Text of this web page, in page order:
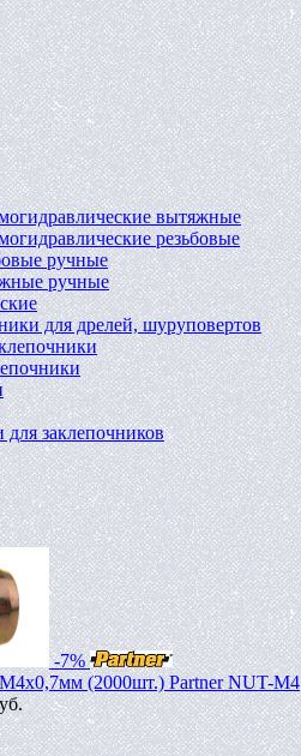
вытяжные
резьбовые
ручные
ручные
для дрелей, шуруповертов
для заклепочников
-7%
M4х0,7мм (2000шт.) Partner NUT-M4